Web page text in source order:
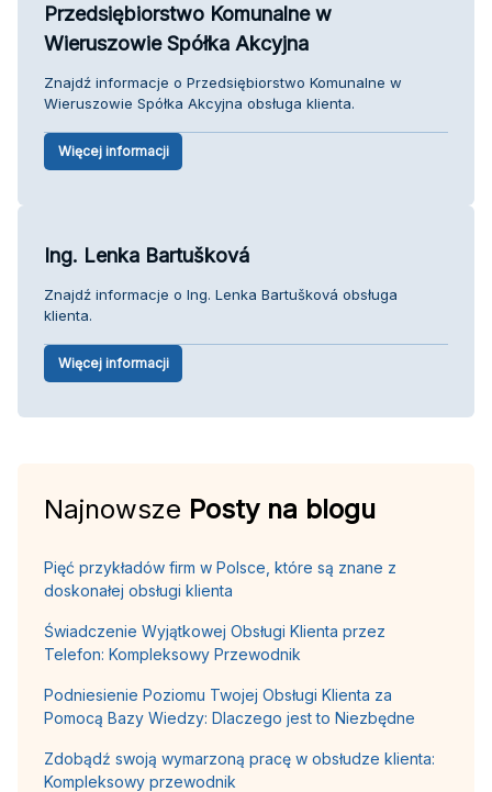
Przedsiębiorstwo Komunalne w
Wieruszowie Spółka Akcyjna
Znajdź informacje o Przedsiębiorstwo Komunalne w
Wieruszowie Spółka Akcyjna obsługa klienta.
Więcej informacji
Ing. Lenka Bartušková
Znajdź informacje o Ing. Lenka Bartušková obsługa
klienta.
Więcej informacji
Najnowsze Posty na blogu
Pięć przykładów firm w Polsce, które są znane z
doskonałej obsługi klienta
Świadczenie Wyjątkowej Obsługi Klienta przez
Telefon: Kompleksowy Przewodnik
Podniesienie Poziomu Twojej Obsługi Klienta za
Pomocą Bazy Wiedzy: Dlaczego jest to Niezbędne
Zdobądź swoją wymarzoną pracę w obsłudze klienta:
Kompleksowy przewodnik